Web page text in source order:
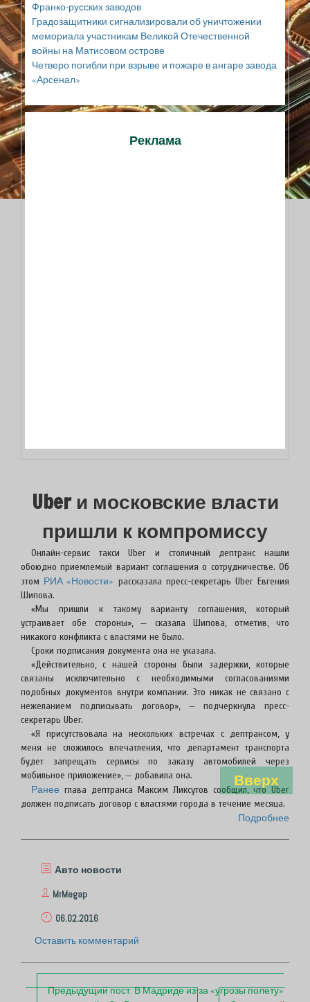
Вверх
и
ю
Франко-русских заводов
Градозащитники сигнализировали об уничтожении
мемориала участникам Великой Отечественной
войны на Матисовом острове
Четверо погибли при взрыве и пожаре в ангаре завода
«Арсенал»
Реклама
Uber и московские власти
пришли к компромиссу
Онлайн-сервис такси Uber и столичный дептранс нашли
обоюдно приемлемый вариант соглашения о сотрудничестве. Об
этом РИА «Новости» рассказала пресс-секретарь Uber Евгения
Шипова.
«Мы пришли к такому варианту соглашения, который
устраивает обе стороны», — сказала Шипова, отметив, что
никакого конфликта с властями не было.
Сроки подписания документа она не указала.
«Действительно, с нашей стороны были задержки, которые
связаны исключительно с необходимыми согласованиями
подобных документов внутри компании. Это никак не связано с
нежеланием подписывать договор», — подчеркнула пресс-
секретарь Uber.
«Я присутствовала на нескольких встречах с дептрансом, у
меня не сложилось впечатления, что департамент транспорта
будет запрещать сервисы по заказу автомобилей через
мобильное приложение», — добавила она.
Ранее глава дептранса Максим Ликсутов сообщил, что Uber
должен подписать договор с властями города в течение месяца.
Подробнее
Авто новости
MrMegap
06.02.2016
Оставить комментарий
Предыдущий пост:В Мадриде из-за «угрозы полету»